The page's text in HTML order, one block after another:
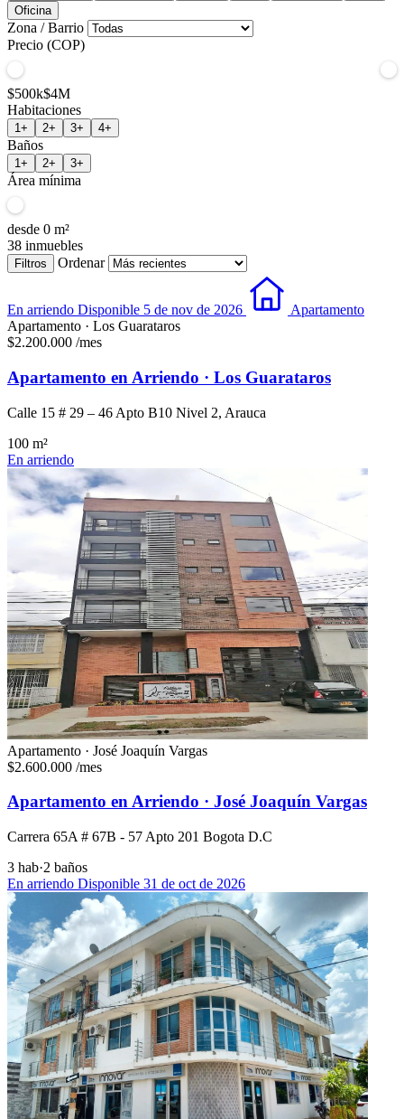
Oficina
Zona / Barrio
Precio (COP)
$500k$4M
Habitaciones
1+ 2+ 3+ 4+
Baños
1+ 2+ 3+
Área mínima
desde 0 m²
38 inmuebles
Filtros Ordenar
En arriendo Disponible 5 de nov de 2026
Apartamento
Apartamento · Los Guarataros
$2.200.000 /mes
Apartamento en Arriendo · Los Guarataros
Calle 15 # 29 – 46 Apto B10 Nivel 2, Arauca
100 m²
En arriendo
Apartamento · José Joaquín Vargas
$2.600.000 /mes
Apartamento en Arriendo · José Joaquín Vargas
Carrera 65A # 67B - 57 Apto 201 Bogota D.C
3 hab·2 baños
En arriendo Disponible 31 de oct de 2026